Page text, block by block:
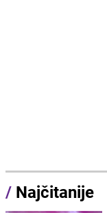
/ Najčitanije